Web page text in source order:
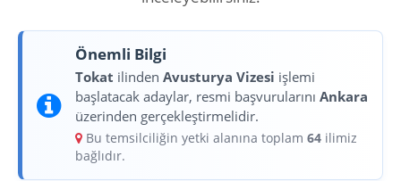
Önemli Bilgi
Tokat ilinden Avusturya Vizesi işlemi
başlatacak adaylar, resmi başvurularını Ankara
üzerinden gerçekleştirmelidir.
Bu temsilciliğin yetki alanına toplam 64 ilimiz
bağlıdır.